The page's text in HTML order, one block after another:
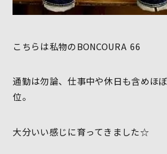
こちらは私物のBONCOURA 66
通勤は勿論、仕事中や休日も含めほ
位。
大分いい感じに育ってきました☆